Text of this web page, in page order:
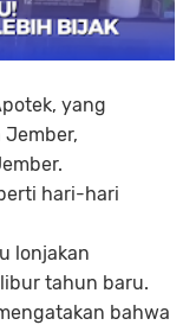
yang
Jember,
hari-hari
lonjakan
tahun baru.
bahwa